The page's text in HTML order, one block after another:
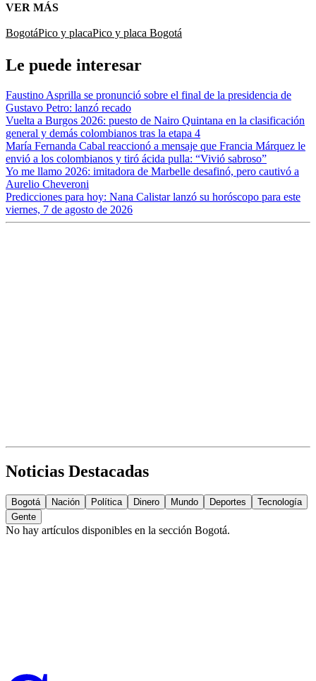
VER MÁS
BogotáPico y placaPico y placa Bogotá
Le puede interesar
Faustino Asprilla se pronunció sobre el final de la presidencia de
Gustavo Petro: lanzó recado
Vuelta a Burgos 2026: puesto de Nairo Quintana en la clasificación
general y demás colombianos tras la etapa 4
María Fernanda Cabal reaccionó a mensaje que Francia Márquez le
envió a los colombianos y tiró ácida pulla: “Vivió sabroso”
Yo me llamo 2026: imitadora de Marbelle desafinó, pero cautivó a
Aurelio Cheveroni
Predicciones para hoy: Nana Calistar lanzó su horóscopo para este
viernes, 7 de agosto de 2026
Noticias Destacadas
Bogotá Nación Política Dinero Mundo Deportes
Tecnología
Gente
No hay artículos disponibles en la sección Bogotá.